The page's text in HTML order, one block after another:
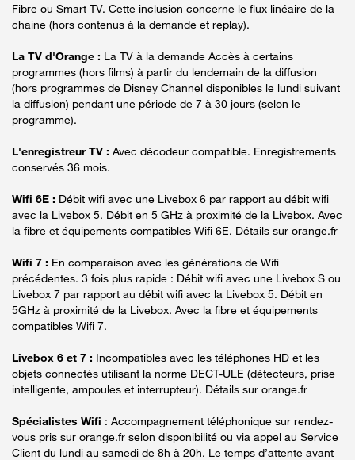
Fibre ou Smart TV. Cette inclusion concerne le flux linéaire de la
chaine (hors contenus à la demande et replay).
La TV d'Orange : La TV à la demande Accès à certains
programmes (hors films) à partir du lendemain de la diffusion
(hors programmes de Disney Channel disponibles le lundi suivant
la diffusion) pendant une période de 7 à 30 jours (selon le
programme).
L'enregistreur TV : Avec décodeur compatible. Enregistrements
conservés 36 mois.
Wifi 6E : Débit wifi avec une Livebox 6 par rapport au débit wifi
avec la Livebox 5. Débit en 5 GHz à proximité de la Livebox. Avec
la fibre et équipements compatibles Wifi 6E. Détails sur orange.fr
Wifi 7 : En comparaison avec les générations de Wifi
précédentes. 3 fois plus rapide : Débit wifi avec une Livebox S ou
Livebox 7 par rapport au débit wifi avec la Livebox 5. Débit en
5GHz à proximité de la Livebox. Avec la fibre et équipements
compatibles Wifi 7.
Livebox 6 et 7 : Incompatibles avec les téléphones HD et les
objets connectés utilisant la norme DECT-ULE (détecteurs, prise
intelligente, ampoules et interrupteur). Détails sur orange.fr
Spécialistes Wifi : Accompagnement téléphonique sur rendez-
vous pris sur orange.fr selon disponibilité ou via appel au Service
Client du lundi au samedi de 8h à 20h. Le temps d’attente avant